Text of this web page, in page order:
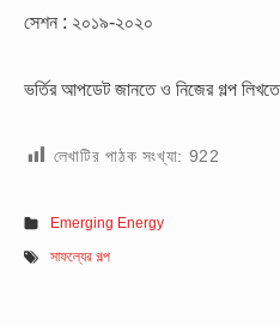
সেশন : ২০১৯-২০২০
ভর্তির আপডেট জানতে ও নিজের গল্প
লেখাটির পাঠক সংখ্যা: 922
Emerging Energy
সাফল্যের গল্প